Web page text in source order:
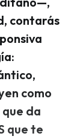
contarás
como
da
que te